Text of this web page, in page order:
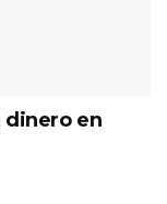
dinero en